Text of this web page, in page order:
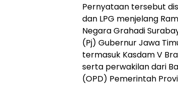
Pernyataan tersebut
dan LPG menjelang
Negara Grahadi
(Pj) Gubernur Jawa
termasuk Kasdam V
serta perwakilan dari
(OPD) Pemerintah